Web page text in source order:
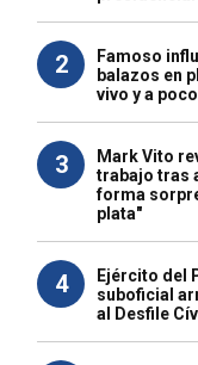
2
Famoso
balazos en
vivo y a
3
Mark Vito
trabajo tras
forma
plata"
4
Ejército del
suboficial
al Desfile